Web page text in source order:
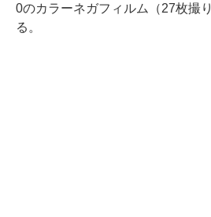
0のカラーネガフィルム（27枚撮
る。